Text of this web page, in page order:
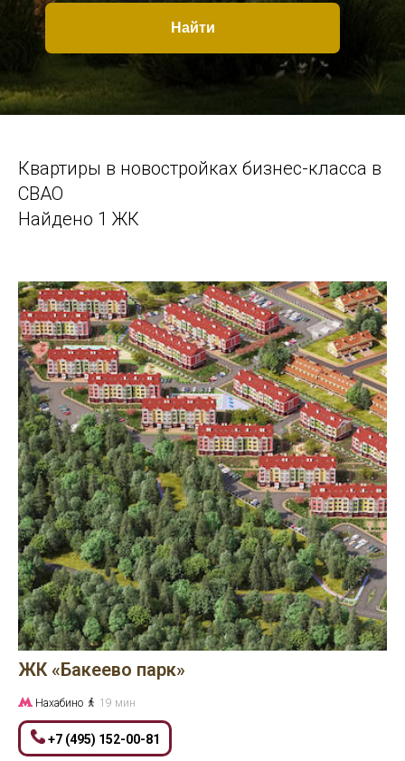
Найти
Квартиры в новостройках бизнес-класса в
СВАО
Найдено 1 ЖК
ЖК «Бакеево парк»
Нахабино 19 мин
+7 (495) 152-00-81